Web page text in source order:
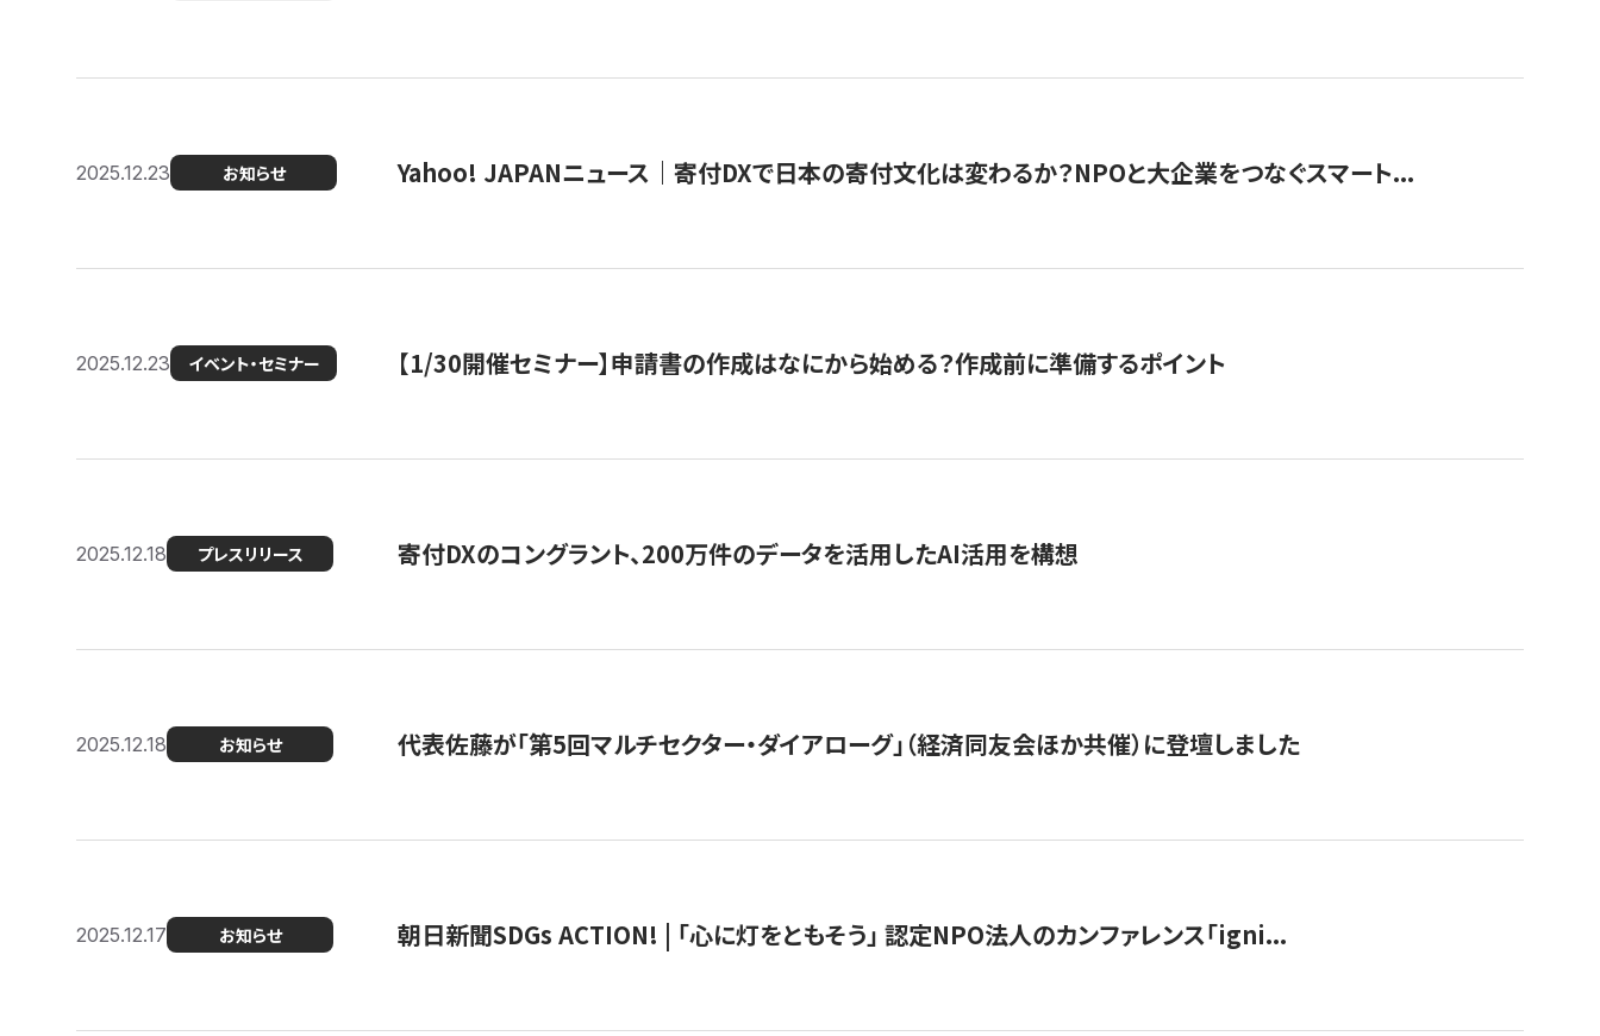
2025.12.23 お知らせ Yahoo! JAPANニュース｜寄付DXで日本の寄付文化は変わるか？NPOと大企業をつなぐスマート...
2025.12.23 イベント・セミナー 【1/30開催セミナー】申請書の作成はなにから始める？作成前に準備するポイント
2025.12.18 プレスリリース 寄付DXのコングラント、200万件のデータを活用したAI活用を構想
2025.12.18 お知らせ 代表佐藤が「第5回マルチセクター・ダイアローグ」（経済同友会ほか共催）に登壇しました
2025.12.17 お知らせ 朝日新聞SDGs ACTION! | 「心に灯をともそう」 認定NPO法人のカンファレンス「igni...